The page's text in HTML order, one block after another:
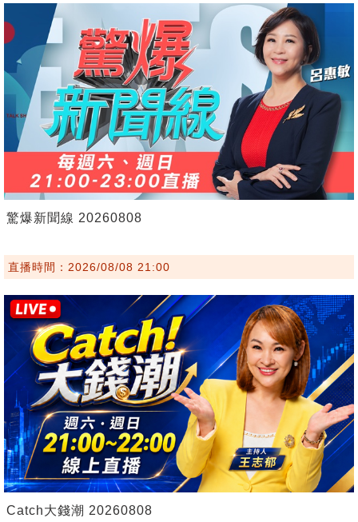
驚爆新聞線 20260808
直播時間：2026/08/08 21:00
Catch大錢潮 20260808